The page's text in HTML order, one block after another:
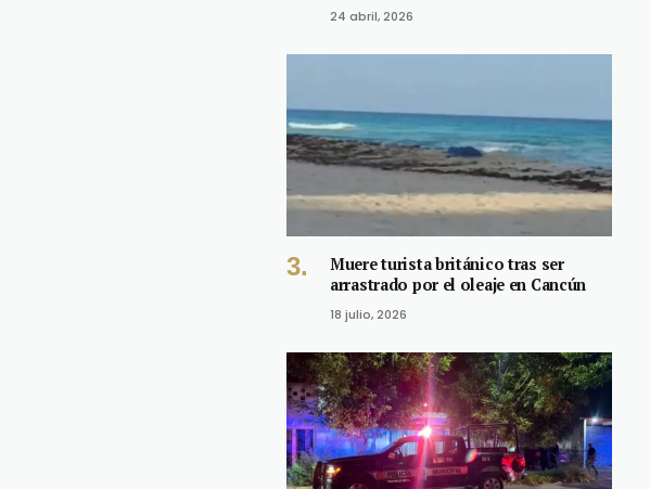
24 abril, 2026
Muere turista británico tras ser
arrastrado por el oleaje en Cancún
18 julio, 2026